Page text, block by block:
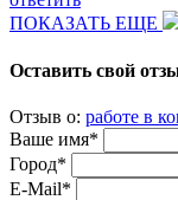
ПОКАЗАТЬ ЕЩЕ
Оставить свой
Отзыв о: работе в
Ваше имя*
Город*
E-Mail*